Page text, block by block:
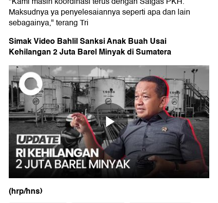
Maksudnya ya penyelesaiannya seperti apa dan lain
sebagainya," terang Tri
Simak Video Bahlil Sanksi Anak Buah Usai
Kehilangan 2 Juta Barel Minyak di Sumatera
(hrp/hns)